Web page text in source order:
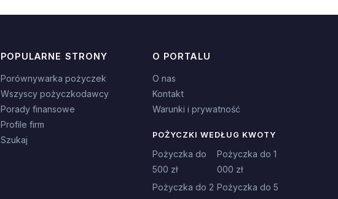
POPULARNE STRONY
Porównywarka pożyczek
Wszyscy pożyczkodawcy
Porady finansowe
Profile firm
Szukaj
O PORTALU
O nas
Kontakt
Warunki i prywatność
POŻYCZKI WEDŁUG KWOTY
Pożyczka do
500 zł
Pożyczka do 1
000 zł
Pożyczka do 2 Pożyczka do 5